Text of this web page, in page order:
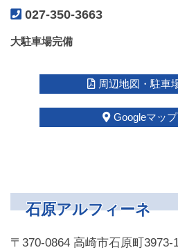
027-350-3663
大駐車場完備
周辺地図・駐車
Googleマップ
石原アルフィーネ
〒370-0864 高崎市石原町3973-